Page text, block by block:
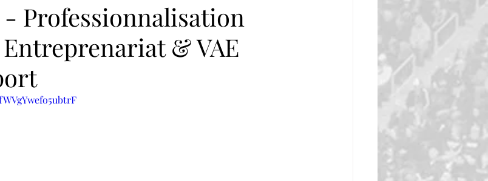
Professionnalisation
& VAE